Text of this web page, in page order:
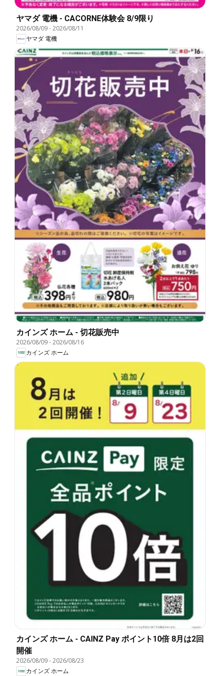
ヤマダ 電機 - CACORNE体験会 8/9限り
2026/08/09-2026/08/11
ヤマダ 電機
カインズ ホーム - 切花販売中
2026/08/09-2026/08/16
カインズ ホーム
カインズ ホーム - CAINZ Pay ポイント10倍 8月は2回
開催
2026/08/09-2026/08/23
カインズ ホーム